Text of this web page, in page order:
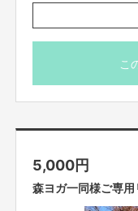
リクエスト多数に
※36枚セットを予こ
5,000円
森ヨガ一同様ご専